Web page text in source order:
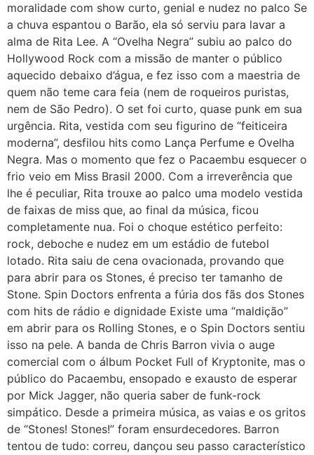
moralidade com show curto, genial e nudez no palco Se
a chuva espantou o Barão, ela só serviu para lavar a
alma de Rita Lee. A “Ovelha Negra” subiu ao palco do
Hollywood Rock com a missão de manter o público
aquecido debaixo d’água, e fez isso com a maestria de
quem não teme cara feia (nem de roqueiros puristas,
nem de São Pedro). O set foi curto, quase punk em sua
urgência. Rita, vestida com seu figurino de “feiticeira
moderna”, desfilou hits como Lança Perfume e Ovelha
Negra. Mas o momento que fez o Pacaembu esquecer o
frio veio em Miss Brasil 2000. Com a irreverência que
lhe é peculiar, Rita trouxe ao palco uma modelo vestida
de faixas de miss que, ao final da música, ficou
completamente nua. Foi o choque estético perfeito:
rock, deboche e nudez em um estádio de futebol
lotado. Rita saiu de cena ovacionada, provando que
para abrir para os Stones, é preciso ter tamanho de
Stone. Spin Doctors enfrenta a fúria dos fãs dos Stones
com hits de rádio e dignidade Existe uma “maldição”
em abrir para os Rolling Stones, e o Spin Doctors sentiu
isso na pele. A banda de Chris Barron vivia o auge
comercial com o álbum Pocket Full of Kryptonite, mas o
público do Pacaembu, ensopado e exausto de esperar
por Mick Jagger, não queria saber de funk-rock
simpático. Desde a primeira música, as vaias e os gritos
de “Stones! Stones!” foram ensurdecedores. Barron
tentou de tudo: correu, dançou seu passo característico